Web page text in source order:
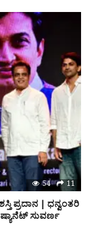
54 11
ಪ್ರದಾನ | ಧನ್ವಂತರಿ
ಸುವರ್ಣ